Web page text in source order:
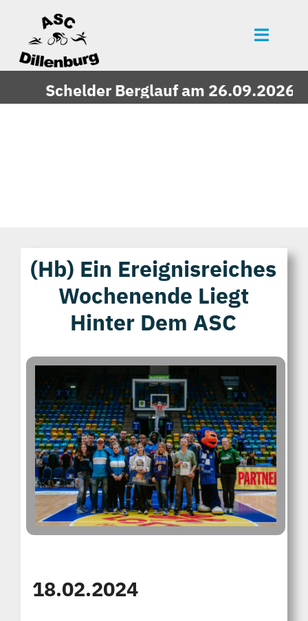
springen
Toggle
Unsere Partner
Bildergalerie
Kontakt
Schelder Berglauf am 26.09.2026 -
(hb) Ein Ereignisreiches
Wochenende Liegt
Hinter Dem ASC
18.02.2024